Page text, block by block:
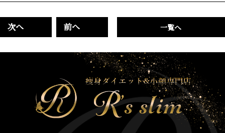
次へ 前へ 一覧へ